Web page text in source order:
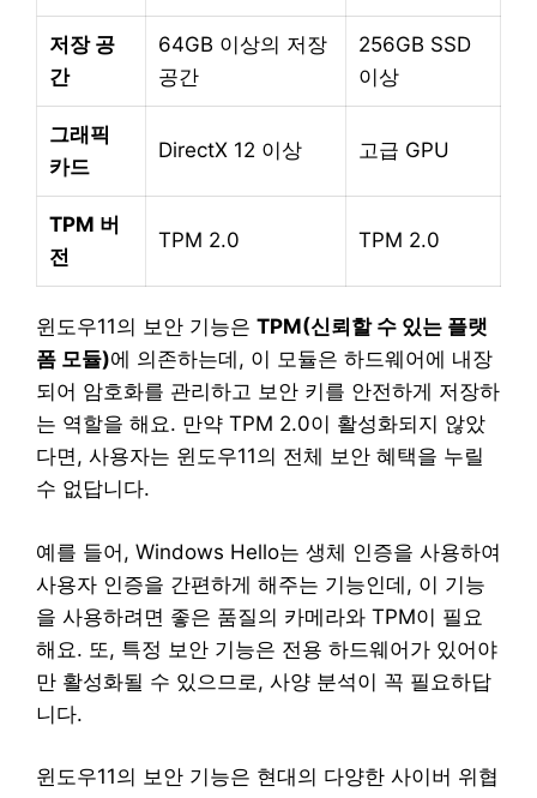
저장 공
간
64GB 이상의 저장
공간
256GB SSD
이상
그래픽
카드
DirectX 12 이상 고급 GPU
TPM 버
전
TPM 2.0 TPM 2.0
윈도우11의 보안 기능은 TPM(신뢰할 수 있는 플랫
폼 모듈)에 의존하는데, 이 모듈은 하드웨어에 내장
되어 암호화를 관리하고 보안 키를 안전하게 저장하
는 역할을 해요. 만약 TPM 2.0이 활성화되지 않았
다면, 사용자는 윈도우11의 전체 보안 혜택을 누릴
수 없답니다.
예를 들어, Windows Hello는 생체 인증을 사용하여
사용자 인증을 간편하게 해주는 기능인데, 이 기능
을 사용하려면 좋은 품질의 카메라와 TPM이 필요
해요. 또, 특정 보안 기능은 전용 하드웨어가 있어야
만 활성화될 수 있으므로, 사양 분석이 꼭 필요하답
니다.
윈도우11의 보안 기능은 현대의 다양한 사이버 위협